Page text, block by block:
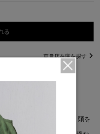
る
直営店在庫を探す
れたメリノウール製で、頭を